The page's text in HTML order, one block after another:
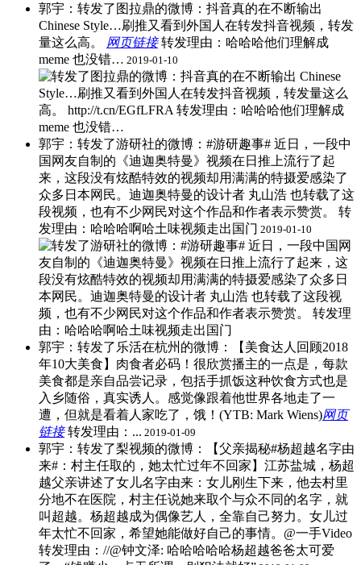
郭宇：转发了图拉鼎的微博：抖音真的在不断输出
Chinese Style…刷推又看到外国人在转发抖音视频，转发
量这么高。 网页链接​转发理由：哈哈哈他们理解成
meme 也没错… 2019-01-10
郭宇：转发了游研社的微博：#游研趣事# 近日，一段中
国网友自制的《迪迦奥特曼》视频在日推上流行了起
来，这段没有炫酷特效的视频却用满满的特摄爱感染了
众多日本网民。迪迦奥特曼的设计者 丸山浩 也转载了这
段视频，也有不少网民对这个作品和作者表示赞赏。 ​转
发理由：哈哈哈啊哈土味视频走出国门 2019-01-10
郭宇：转发了乐活在杭州的微博：【美食达人回顾2018
年10大美食】肉食者必码！很欣赏播主的一点是，每款
美食都是亲自品尝记录，包括手抓饭这种饮食方式也是
入乡随俗，真实诱人。感觉像跟着他世界各地走了一
遭，但就是看着人家吃了，饿！(YTB: Mark Wiens)网页
链接​转发理由：... 2019-01-09
郭宇：转发了梨视频的微博：【父亲揭秘#杨超越名字由
来#：村主任取的，她太忙过年不回家】江苏盐城，杨超
越父亲讲述了女儿名字由来：女儿刚生下来，他去村里
分地不在医院，村主任说她来取个与众不同的名字，就
叫超越。杨超越成为偶像艺人，全靠自己努力。女儿过
年太忙不回家，希望她能做好自己的事情。@一手Video​
转发理由：//@钟文泽: 哈哈哈哈哈杨超越爸爸太可爱